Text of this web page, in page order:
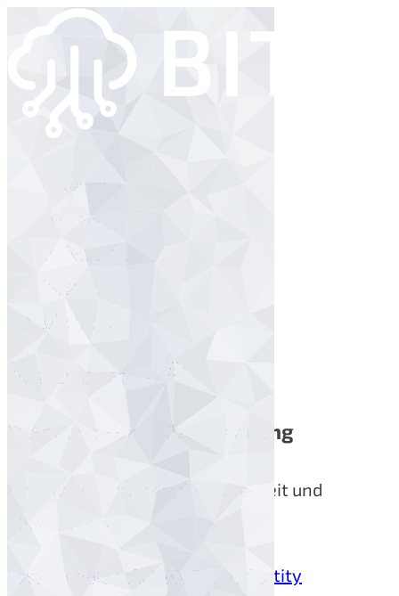
Angebot
Branchen
Referenzen
Wissen
Über uns
Kontakt / Support
IT Security und Überwachung
Firewall, Identitäten, OT Sicherheit und
Überwachung.
LösungenAblauf WLAN Check
Identity